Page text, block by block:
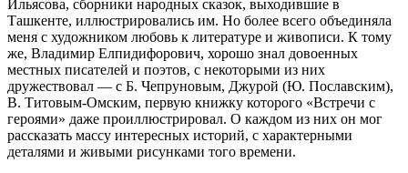
Ильясова, сборники народных сказок, выходившие в
Ташкенте, иллюстрировались им. Но более всего объединяла
меня с художником любовь к литературе и живописи. К тому
же, Владимир Елпидифорович, хорошо знал довоенных
местных писателей и поэтов, с некоторыми из них
дружествовал — с Б. Чепруновым, Джурой (Ю. Пославским),
В. Титовым-Омским, первую книжку которого «Встречи с
героями» даже проиллюстрировал. О каждом из них он мог
рассказать массу интересных историй, с характерными
деталями и живыми рисунками того времени.